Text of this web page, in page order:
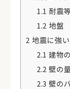
1.1 耐震
1.2 地盤
2 地震に強
2.1 建物
2.2 壁の
2.3 壁の